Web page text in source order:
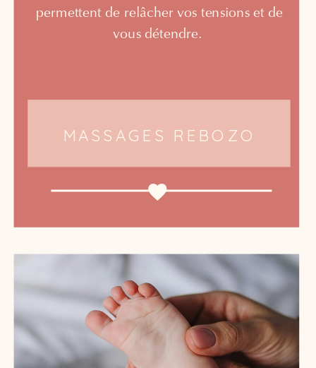
permettent de relâcher vos tensions et de
vous détendre.
MASSAGES REBOZO